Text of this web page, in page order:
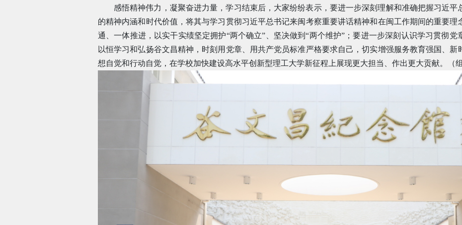
感悟精神伟力，凝聚奋进力量，学习结束后，大家纷纷表示，要进一步深刻理解和准确把握习近平
的精神内涵和时代价值，将其与学习贯彻习近平总书记来闽考察重要讲话精神和在闽工作期间的重要理
通、一体推进，以实干实绩坚定拥护“两个确立”、坚决做到“两个维护”；要进一步深刻认识学习贯彻党
以恒学习和弘扬谷文昌精神，时刻用党章、用共产党员标准严格要求自己，切实增强服务教育强国、新
想自觉和行动自觉，在学校加快建设高水平创新型理工大学新征程上展现更大担当、作出更大贡献。（